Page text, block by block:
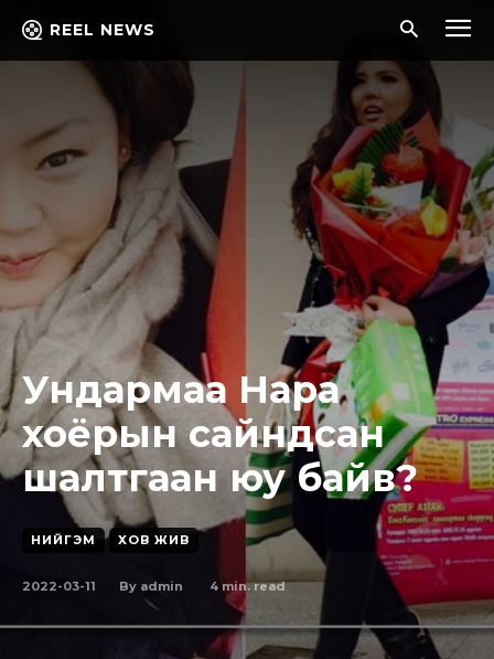
REEL NEWS
Ундармаа Нара
хоёрын сайндсан
шалтгаан юу байв?
НИЙГЭМ ХОВ ЖИВ
2022-03-11 By admin 4 min. read